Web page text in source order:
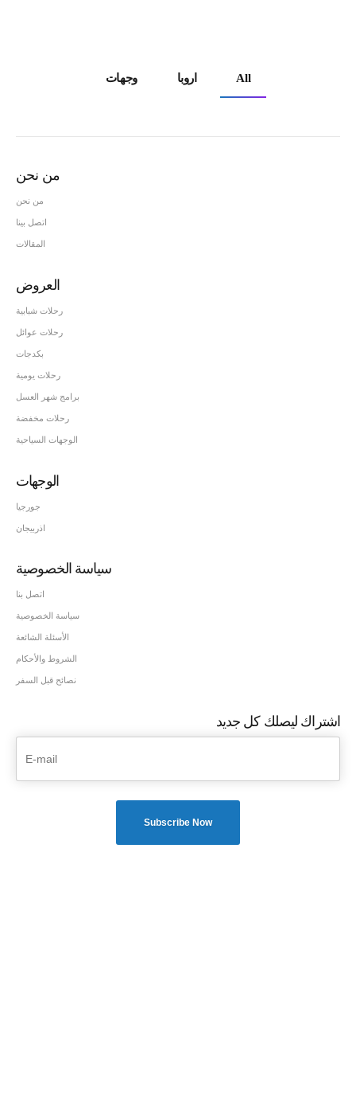
All اروبا وجهات
من نحن
من نحن
اتصل بينا
المقالات
العروض
رحلات شبابية
رحلات عوائل
بكدجات
رحلات يومية
برامج شهر العسل
رحلات مخفضة
الوجهات السياحية
الوجهات
جورجيا
اذربيجان
سياسة الخصوصية
اتصل بنا
سياسة الخصوصية
الأسئلة الشائعة
الشروط والأحكام
نصائح قبل السفر
اشتراك ليصلك كل جديد